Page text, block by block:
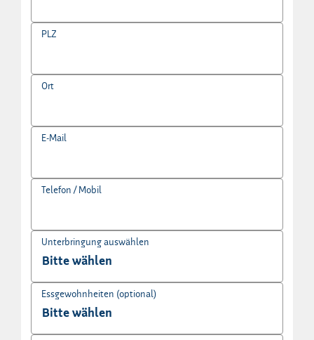
PLZ
Ort
E-Mail
Telefon / Mobil
Unterbringung auswählen
Essgewohnheiten (optional)